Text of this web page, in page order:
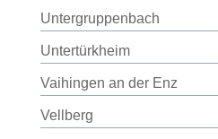
Untergruppenbach
Untertürkheim
Vaihingen an der Enz
Vellberg